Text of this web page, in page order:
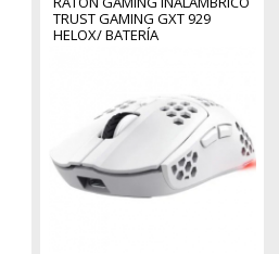
TRUST GAMING GXT 929
HELOX/ BATERÍA